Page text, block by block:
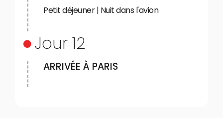
Petit déjeuner | Nuit dans l'avion
Jour 12
ARRIVÉE À PARIS